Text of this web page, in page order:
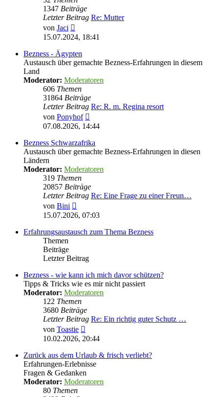
1347 Beiträge
Letzter Beitrag Re: Mutter
von Jaci
Beitrag
15.07.2024, 18:41
Bezness - Ägypten
Austausch über gemachte Bezness-Erfahrungen in diesem
Land
Moderator: Moderatoren
606 Themen
31864 Beiträge
Letzter Beitrag Re: R. m. Regina resort
von Ponyhof
Beitrag
07.08.2026, 14:44
Bezness Schwarzafrika
Austausch über gemachte Bezness-Erfahrungen in diesen
Ländern
Moderator: Moderatoren
319 Themen
20857 Beiträge
Letzter Beitrag Re: Eine Frage zu einer Freun…
von Bini
Beitrag
15.07.2026, 07:03
Erfahrungsaustausch zum Thema Bezness
Themen
Beiträge
Letzter Beitrag
Bezness - wie kann ich mich davor schützen?
Tipps & Tricks wie es mir nicht passiert
Moderator: Moderatoren
122 Themen
3680 Beiträge
Letzter Beitrag Re: Ein richtig guter Schutz …
von Toastie
Beitrag
10.02.2026, 20:44
Zurück aus dem Urlaub & frisch verliebt?
Erfahrungen-Erlebnisse
Fragen & Gedanken
Moderator: Moderatoren
80 Themen